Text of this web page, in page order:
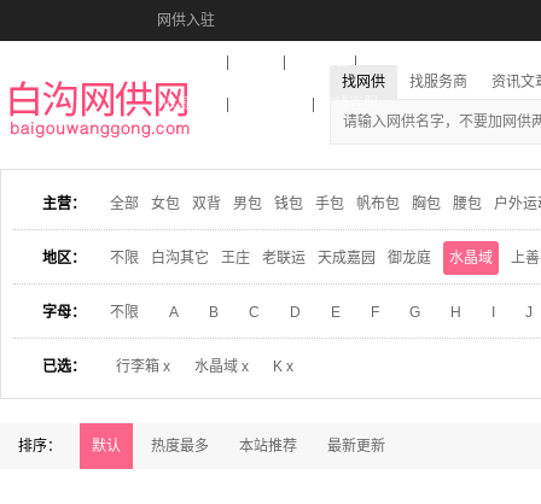
网供入驻
收藏本站
找网供 找服务商 资讯文
主营： 全部 女包 双背 男包 钱包 手包 帆布包 胸包 腰包 户外运
地区： 不限 白沟其它 王庄 老联运 天成嘉园 御龙庭 水晶域 上
字母： 不限 A B C D E F G H J
已选： 行李箱 x 水晶域 x K x
排序： 默认 热度最多 本站推荐 最新更新